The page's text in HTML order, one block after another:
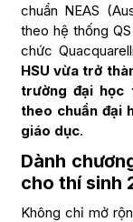
chuẩn NEAS
theo hệ thống
chức
HSU vừa trở
trường đại học
theo chuẩn đại
giáo dục.
Dành
cho thí sinh
Không chỉ mở